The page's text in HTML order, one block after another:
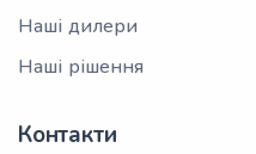
Наші дилери
Наші рішення
Контакти